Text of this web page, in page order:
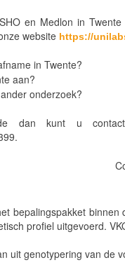
en Medlon in
website https://
in Twente?
aan?
onderzoek?
dan kunt u contact
Cor van
bepalingspakket
profiel uitgevoerd.
uit genotypering van de